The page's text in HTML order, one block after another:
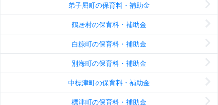
弟子屈町の保育料・補助金
鶴居村の保育料・補助金
白糠町の保育料・補助金
別海町の保育料・補助金
中標津町の保育料・補助金
標津町の保育料・補助金